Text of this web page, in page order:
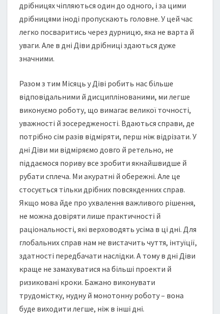
дрібницях чіпляються один до одного, і за цими
дрібницями іноді пропускають головне. У цей час
легко посваритись через дурницю, яка не варта й
уваги. Але в дні Діви дрібниці здаються дуже
значними.
Разом з тим Місяць у Діві робить нас більше
відповідальними й дисциплінованими, ми легше
виконуємо роботу, що вимагає великої точності,
уважності й зосередженості. Вдаються справи, де
потрібно сім разів відміряти, перш ніж відрізати. У
дні Діви ми відміряємо довго й ретельно, не
піддаємося пориву все зробити якнайшвидше й
рубати сплеча. Ми акуратні й обережні. Але це
стосується тільки дрібних повсякденних справ.
Якщо мова йде про ухвалення важливого рішення,
не можна довіряти лише практичності й
раціональності, які верховодять усіма в ці дні. Для
глобальних справ нам не вистачить чуття, інтуїції,
здатності передбачати наслідки. А тому в дні Діви
краще не замахуватися на більші проекти й
ризиковані кроки. Бажано виконувати
трудомістку, нудну й монотонну роботу – вона
буде виходити легше, ніж в інші дні.